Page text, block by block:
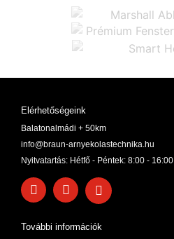
Elérhetőségeink
Balatonalmádi + 50km
info@braun-arnyekolastechnika.hu
Nyitvatartás: Hétfő - Péntek: 8:00 - 16:00
További információk